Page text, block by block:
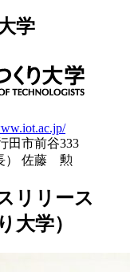
学
田市前谷333
佐藤 勲
リリース
大学）